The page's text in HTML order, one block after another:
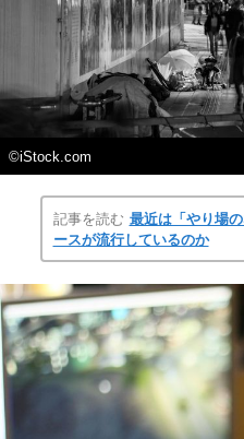
©iStock.com
記事を読む 最近は「やり場
ースが流行しているのか